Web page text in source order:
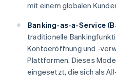
mit einem globalen
Banking-as-a-Service
traditionelle
Kontoeröffnung und -
Plattformen. Dieses
eingesetzt, die sich als